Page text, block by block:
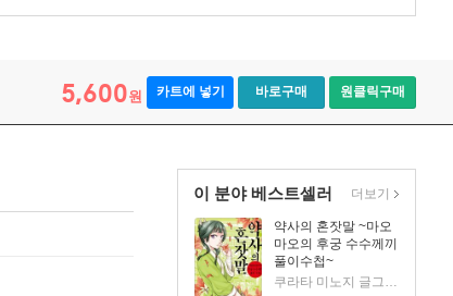
5,600원 카트에 넣기 바로구매 원클릭구매
이 분야 베스트셀러
약사의 혼잣말 ~마오
마오의 후궁 수수께끼
풀이수첩~
쿠라타 미노지 글그림/휴우가 나츠 원저/유유리 역
더보기